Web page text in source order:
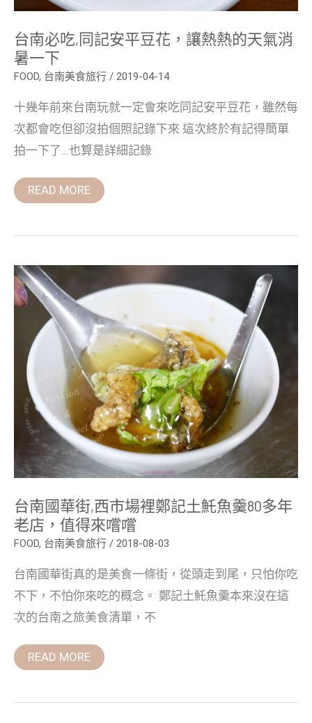
台南必吃,同記安平豆花，讓熱熱的天氣消
暑一下
FOOD, 台南美食旅行 / 2019-04-14
十幾年前來台南玩就一定會來吃同記安平豆花，雖然每
次都會吃但卻沒拍個照記錄下來 這次終於有記得簡單
拍一下了…也算是詳細記錄
一
READ MORE
台南國華街,西市場裡鄭記土魠魚羹80多年
老店，值得來嚐嚐
FOOD, 台南美食旅行 / 2018-08-03
台南國華街真的是美食一條街，從頭走到尾，只怕你吃
不下，不怕你來吃的概念。 鄭記土魠魚羹本來沒在這
次的台南之旅美食清單，不
台
南
國
華
西
市
場
裡
鄭
記
土
魠
魚
羹
多
年
店，
值
得
來
嚐
READ MORE